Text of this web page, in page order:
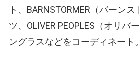
ト、BARNSTORMER（バーン
ツ、OLIVER PEOPLES（オリバ
ングラスなどをコーディネート。